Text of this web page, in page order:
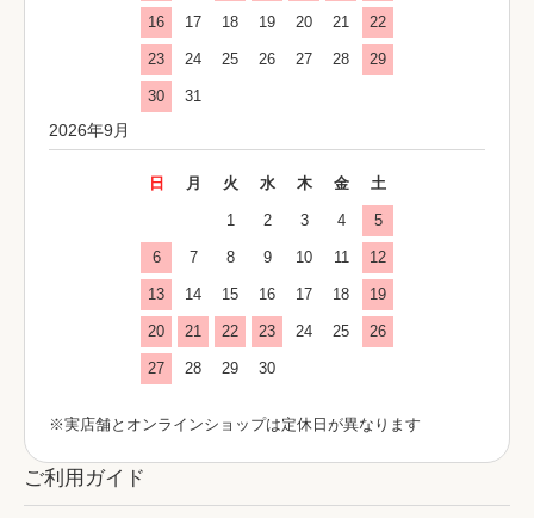
16 17 18 19 20 21 22
23 24 25 26 27 28 29
30 31
2026年9月
日 月 火 水 木 金 土
1 2 3 4 5
6 7 8 9 10 11 12
13 14 15 16 17 18 19
20 21 22 23 24 25 26
27 28 29 30
※実店舗とオンラインショップは定休日が異なります
ご利用ガイド